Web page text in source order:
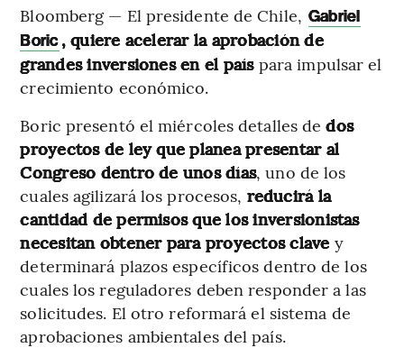
Bloomberg — El presidente de Chile, Gabriel
Boric, quiere acelerar la aprobación de
grandes inversiones en el país para impulsar el
crecimiento económico.
Boric presentó el miércoles detalles dedos
proyectos de ley que planea presentar al
Congreso dentro de unos días, uno de los
cuales agilizará los procesos, reducirá la
cantidad de permisos que los inversionistas
necesitan obtener para proyectos clave y
determinará plazos específicos dentro de los
cuales los reguladores deben responder a las
solicitudes. El otro reformará el sistema de
aprobaciones ambientales del país.